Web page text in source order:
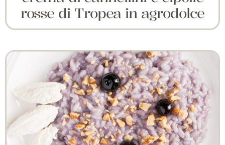
rosse di Tropea in agrodolce